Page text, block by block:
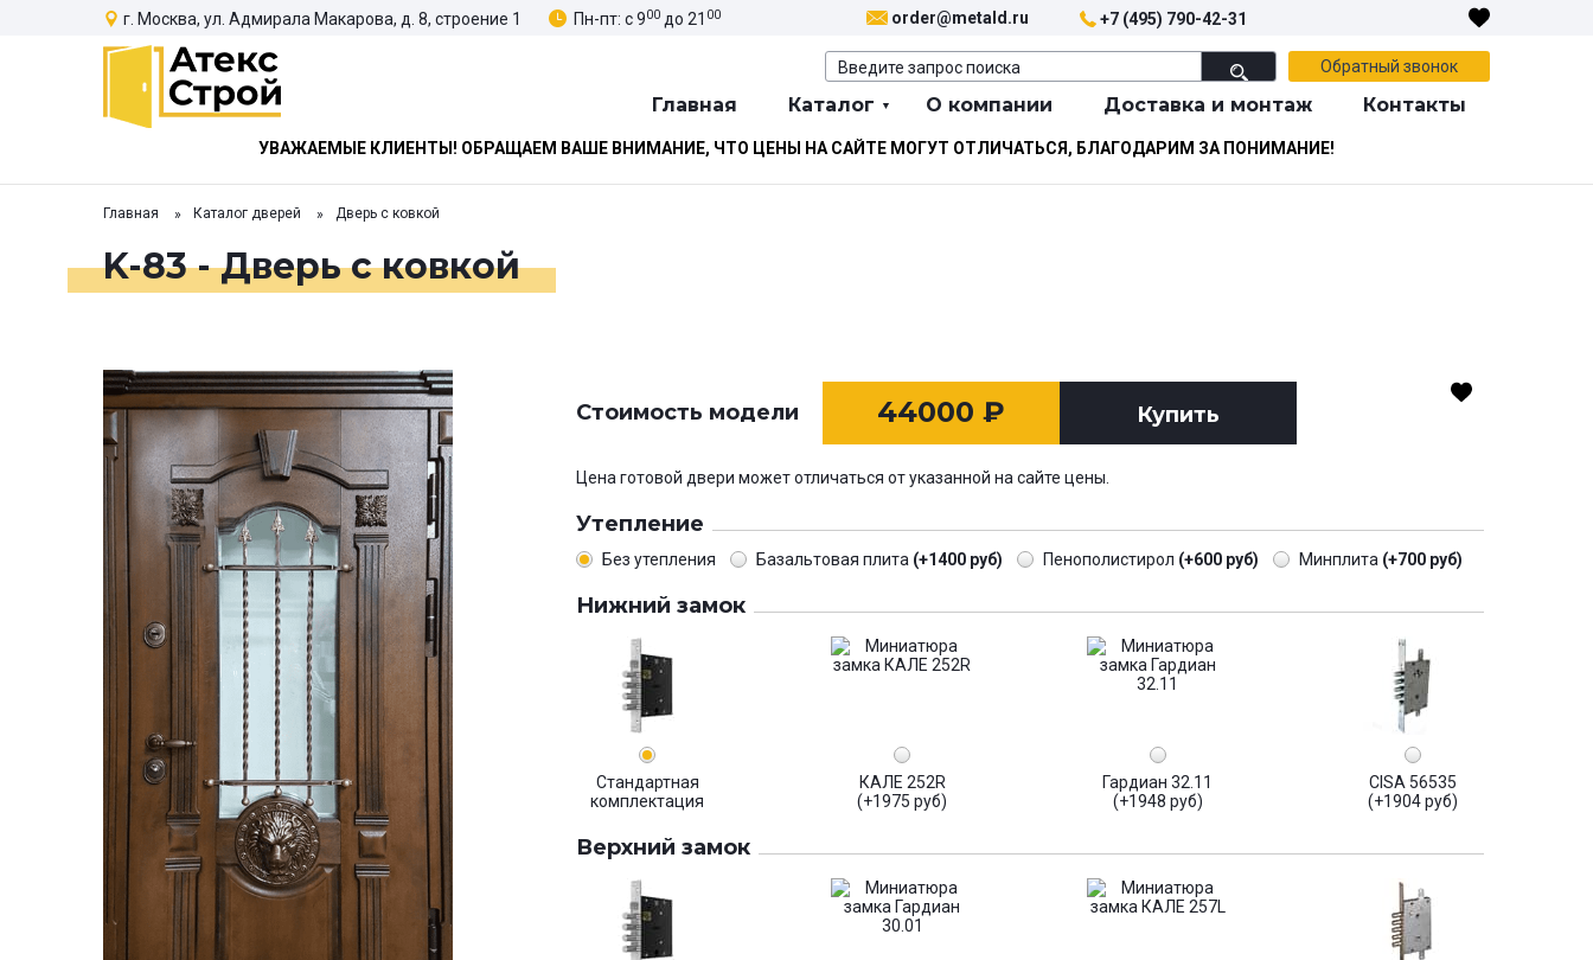
г. Москва, ул. Адмирала Макарова, д. 8, строение 1 Пн-пт: с 900 до 21 00 order@metald.ru +7 (495) 790-42-31
Обратный звонок
Главная Каталог О компании Доставка и монтаж Контакты
УВАЖАЕМЫЕ КЛИЕНТЫ! ОБРАЩАЕМ ВАШЕ ВНИМАНИЕ, ЧТО ЦЕНЫ НА САЙТЕ МОГУТ ОТЛИЧАТЬСЯ, БЛАГОДАРИМ ЗА ПОНИМАНИЕ!
Главная Каталог дверей Дверь с ковкой
K-83 - Дверь с ковкой
Стоимость модели 44000 ₽ Купить
Цена готовой двери может отличаться от указанной на сайте цены.
Утепление
Без утепления Базальтовая плита (+1400 руб) Пенополистирол (+600 руб) Минплита (+700 руб)
Нижний замок
Стандартная
комплектация
КАЛЕ 252R
(+1975 руб)
Гардиан 32.11
(+1948 руб)
CISA 56535
(+1904 руб)
Верхний замок